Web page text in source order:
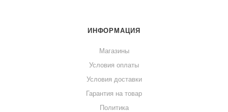
ИНФОРМАЦИЯ
Магазины
Условия оплаты
Условия доставки
Гарантия на товар
Политика